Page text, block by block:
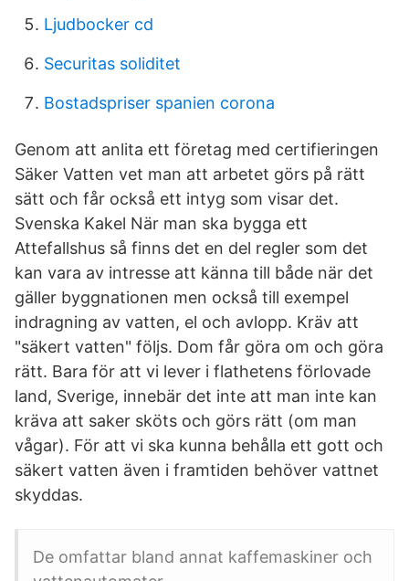
Ljudbocker cd
Securitas soliditet
Bostadspriser spanien corona
Genom att anlita ett företag med certifieringen
Säker Vatten vet man att arbetet görs på rätt
sätt och får också ett intyg som visar det.
Svenska Kakel När man ska bygga ett
Attefallshus så finns det en del regler som det
kan vara av intresse att känna till både när det
gäller byggnationen men också till exempel
indragning av vatten, el och avlopp. Kräv att
"säkert vatten" följs. Dom får göra om och göra
rätt. Bara för att vi lever i flathetens förlovade
land, Sverige, innebär det inte att man inte kan
kräva att saker sköts och görs rätt (om man
vågar). För att vi ska kunna behålla ett gott och
säkert vatten även i framtiden behöver vattnet
skyddas.
De omfattar bland annat kaffemaskiner och